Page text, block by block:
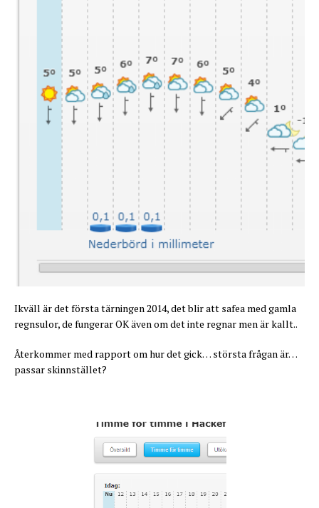
Ikväll är det första tärningen 2014, det blir att safea med gamla
regnsulor, de fungerar OK även om det inte regnar men är kallt..
Återkommer med rapport om hur det gick… största frågan är…
passar skinnstället?